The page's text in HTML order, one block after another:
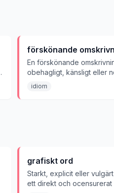
förskönande
En förskönande
obehagligt, känsligt eller
neutrala ord — den
idiom
grafiskt ord
Starkt, explicit eller
ett direkt och ocensurerat